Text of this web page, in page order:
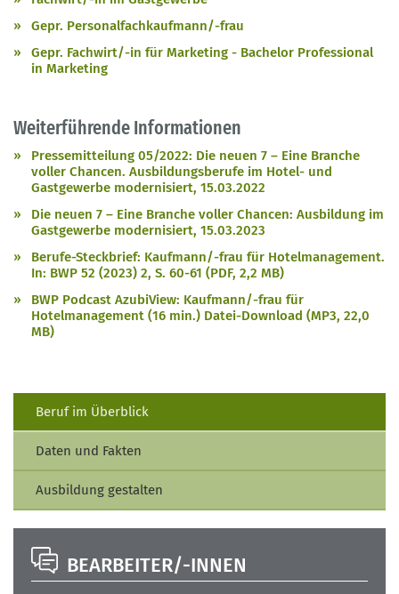
Gepr. Personalfachkaufmann/-frau
Gepr. Fachwirt/-in für Marketing - Bachelor Professional
in Marketing
Weiterführende Informationen
Pressemitteilung 05/2022: Die neuen 7 – Eine Branche
voller Chancen. Ausbildungsberufe im Hotel- und
Gastgewerbe modernisiert, 15.03.2022
Die neuen 7 – Eine Branche voller Chancen: Ausbildung im
Gastgewerbe modernisiert, 15.03.2023
Berufe-Steckbrief: Kaufmann/-frau für Hotelmanagement.
In: BWP 52 (2023) 2, S. 60-61 (PDF, 2,2 MB)
BWP Podcast AzubiView: Kaufmann/-frau für
Hotelmanagement (16 min.) Datei-Download (MP3, 22,0
MB)
Beruf im Überblick
Daten und Fakten
Ausbildung gestalten
BEARBEITER/-INNEN